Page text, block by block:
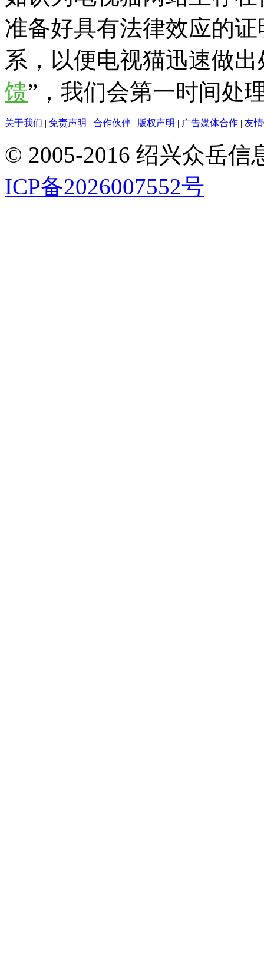
准备好具有法律效应的
系，以便电视猫迅速做
馈”，我们会第一时间处
关于我们 | 免责声明 | 合作伙伴 | 版权声明 | 广告媒体合作 | 友
© 2005-2016 绍兴众岳
ICP备2026007552号